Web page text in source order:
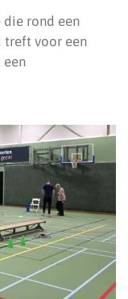
die rond een
treft voor een
een